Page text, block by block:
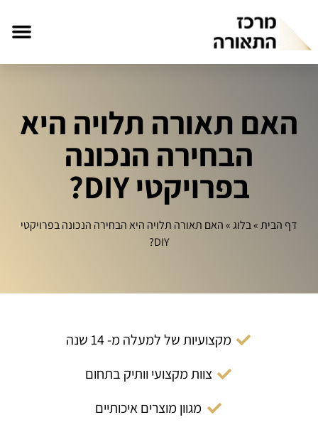
האם תאורה תלויה היא
הבחירה הנכונה
בפרויקטי DIY?
דף הבית»בלוג»האם תאורה תלויה היא הבחירה הנכונה בפרויקטי
DIY?
מקצועיות של למעלה מ- 14 שנה
צוות מקצועי וותיק בתחום
מגוון מוצרים איכותיים